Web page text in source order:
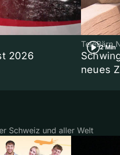
2026
2 Min
TeleBärn
neues
Schweiz und aller Welt